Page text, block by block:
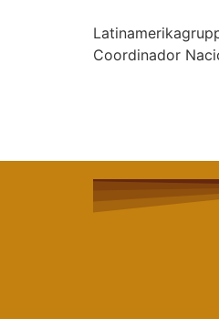
Coordinador